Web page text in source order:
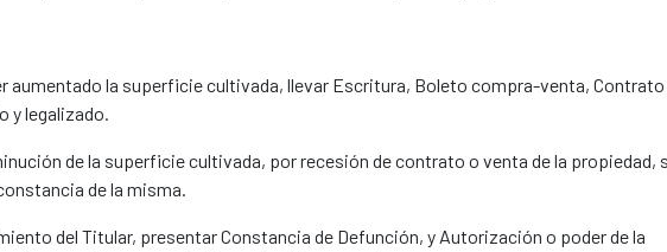
aumentado la superficie cultivada, llevar Escritura, Boleto compra-venta, Contrato
y legalizado.
de la superficie cultivada, por recesión de contrato o venta de la propiedad,
de la misma.
del Titular, presentar Constancia de Defunción, y Autorización o poder de la